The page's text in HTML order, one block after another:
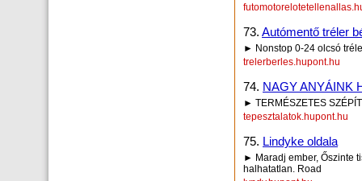
73. Autómentő tréler
► Nonstop 0-24 olcsó
trelerberles.hupont.hu
74. NAGY ANYÁINK
► TERMÉSZETES
tepesztalatok.hupont.hu
75. Lindyke oldala
► Maradj ember, Őszinte
halhatatlan. Road